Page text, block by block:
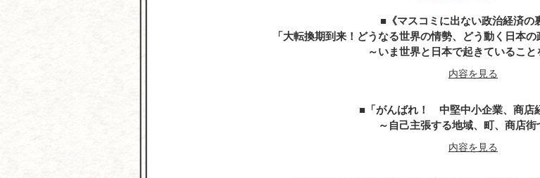
内容を見る
戦国武将「直江兼続」という
内容を見る
がんばれ経営者～山内一豊の妻に学ぶ男
内容を見る
《マスコミに出ない政治経済の
「大転換期到来！どうなる世界の情勢、どう動く日本の
～いま世界と日本で起きていること
内容を見る
「がんばれ！ 中堅中小企業、商店
～自己主張する地域、町、商店街
内容を見る